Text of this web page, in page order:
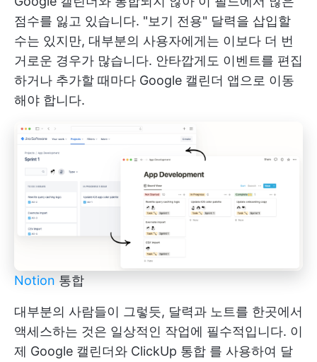
점수를 잃고 있습니다. "보기 전용" 달력을 삽입할
수는 있지만, 대부분의 사용자에게는 이보다 더 번
거로운 경우가 많습니다. 안타깝게도 이벤트를 편집
하거나 추가할 때마다 Google 캘린더 앱으로 이동
해야 합니다.
Notion 통합
대부분의 사람들이 그렇듯, 달력과 노트를 한곳에서
액세스하는 것은 일상적인 작업에 필수적입니다. 이
제 Google 캘린더와 ClickUp 통합 를 사용하여 달